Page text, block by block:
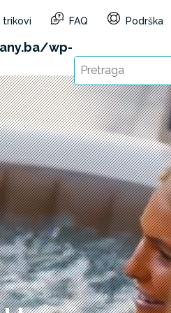
Failed to
wp-
trikovi FAQ Podrška